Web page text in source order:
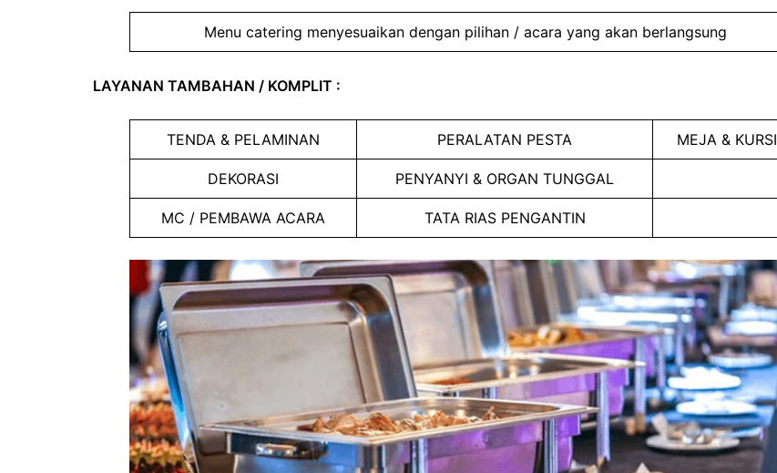
Menu catering menyesuaikan dengan pilihan / acara yang akan berlangsung
LAYANAN TAMBAHAN / KOMPLIT :
TENDA & PELAMINAN PERALATAN PESTA MEJA & KURSI
DEKORASI PENYANYI & ORGAN TUNGGAL
MC / PEMBAWA ACARA TATA RIAS PENGANTIN